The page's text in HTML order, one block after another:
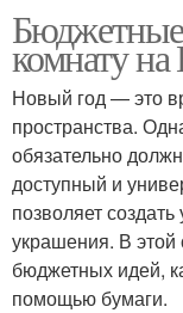
Бюджетные
комнату
Новый год — это
пространства.
обязательно
доступный и
позволяет
украшения. В этой
бюджетных идей,
помощью бумаги.